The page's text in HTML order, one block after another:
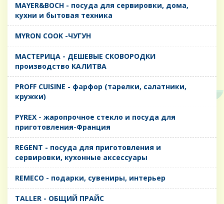
MAYER&BOCH - посуда для сервировки, дома,
кухни и бытовая техника
MYRON COOK -ЧУГУН
MАСТЕРИЦА - ДЕШЕВЫЕ СКОВОРОДКИ
производство КАЛИТВА
PROFF CUISINE - фарфор (тарелки, салатники,
кружки)
PYREX - жаропрочное стекло и посуда для
приготовления-Франция
REGENT - посуда для приготовления и
сервировки, кухонные аксессуары
REMECO - подарки, сувениры, интерьер
TALLER - ОБЩИЙ ПРАЙС